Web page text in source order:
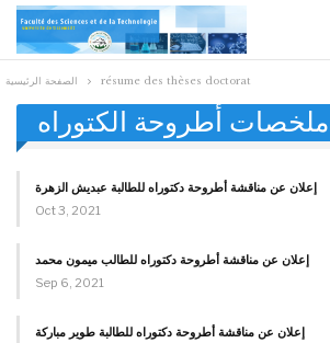
الصفحة الرئيسية résume des thèses doctorat
ملخصات أطروحة الكتوراه
إعلان عن مناقشة أطروحة دكتوراه للطالبة عبديش الزهرة
Oct 3, 2021
إعلان عن مناقشة أطروحة دكتوراه للطالب ميمون محمد
Sep 6, 2021
إعلان عن مناقشة أطروحة دكتوراه للطالبة طوير مباركة